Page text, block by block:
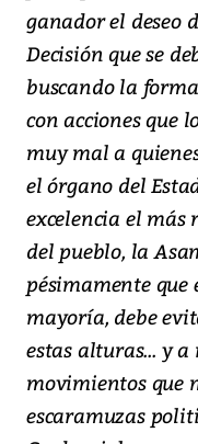
ganador el deseo
Decisión que se
buscando la
con acciones que
muy mal a
el órgano del
excelencia el más
del pueblo, la
pésimamente que
mayoría, debe
estas alturas... y
movimientos que
escaramuzas